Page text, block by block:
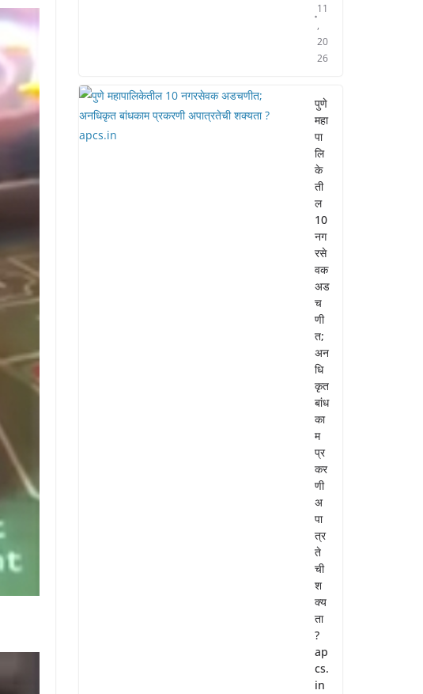
11
,
20
26
पुणे
महा
पा
लि
के
ती
ल
10
नग
रसे
वक
अड
च
णी
त;
अन
धि
कृत
बांध
का
म
प्र
कर
णी
अ
पा
त्र
ते
ची
श
क्य
ता
?
ap
cs.
in